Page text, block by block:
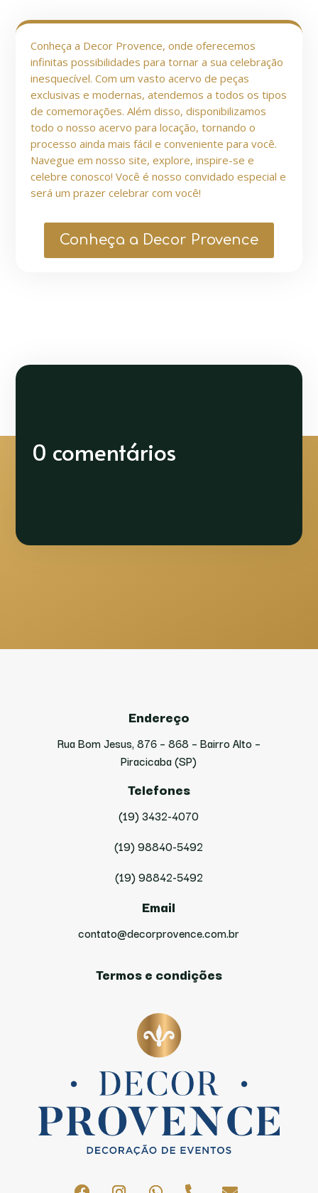
Conheça a Decor Provence, onde oferecemos
infinitas possibilidades para tornar a sua celebração
inesquecível. Com um vasto acervo de peças
exclusivas e modernas, atendemos a todos os tipos
de comemorações. Além disso, disponibilizamos
todo o nosso acervo para locação, tornando o
processo ainda mais fácil e conveniente para você.
Navegue em nosso site, explore, inspire-se e
celebre conosco! Você é nosso convidado especial e
será um prazer celebrar com você!
Conheça a Decor Provence
0 comentários
Endereço
Rua Bom Jesus, 876 – 868 – Bairro Alto –
Piracicaba (SP)
Telefones
(19) 3432-4070
(19) 98840-5492
(19) 98842-5492
Email
contato@decorprovence.com.br
Termos e condições